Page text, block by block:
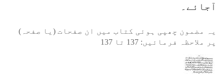
آجائے۔
یہ مضمون چھپی ہوئی کتاب میں ان صفحات (یا صفحہ)
پر ملاحظہ فرمائیں: 137 تا 137